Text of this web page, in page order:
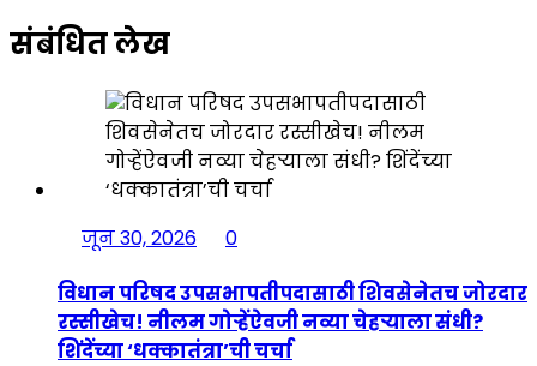
संबंधित लेख
जून 30, 2026
0
विधान परिषद उपसभापतीपदासाठी शिवसेनेतच जोरदार
रस्सीखेच! नीलम गोऱ्हेंऐवजी नव्या चेहऱ्याला संधी?
शिंदेंच्या ‘धक्कातंत्रा’ची चर्चा